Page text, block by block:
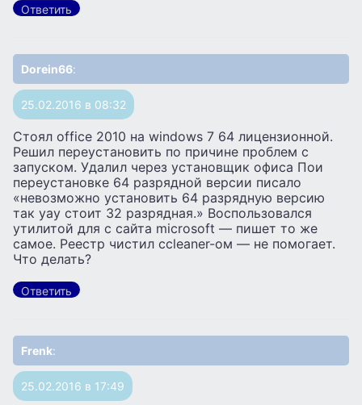
Ответить
Dorein66:
25.02.2016 в 08:32
Стоял office 2010 на windows 7 64 лицензионной.
Решил переустановить по причине проблем с
запуском. Удалил через установщик офиса Пои
переустановке 64 разрядной версии писало
«невозможно установить 64 разрядную версию
так уау стоит 32 разрядная.» Воспользовался
утилитой для с сайта microsoft — пишет то же
самое. Реестр чистил ccleaner-ом — не помогает.
Что делать?
Ответить
Frenk:
25.02.2016 в 17:49